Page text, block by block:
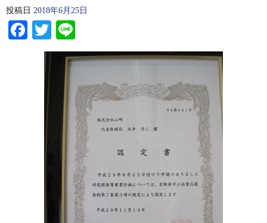
投稿日 2018年6月25日
Facebook
Twitter